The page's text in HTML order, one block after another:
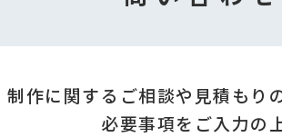
制作に関するご相談や見積もり
必要事項をご入力の上